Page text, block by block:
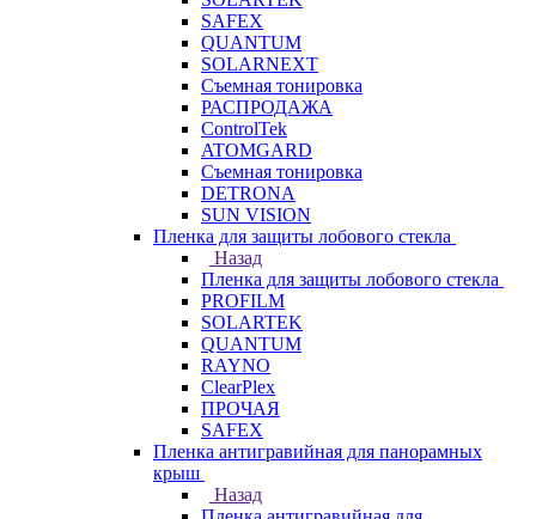
SAFEX
QUANTUM
SOLARNEXT
Съемная тонировка
РАСПРОДАЖА
ControlTek
ATOMGARD
Съемная тонировка
DETRONA
SUN VISION
Пленка для защиты лобового стекла
Назад
Пленка для защиты лобового стекла
PROFILM
SOLARTEK
QUANTUM
RAYNO
ClearPlex
ПРОЧАЯ
SAFEX
Пленка антигравийная для панорамных
крыш
Назад